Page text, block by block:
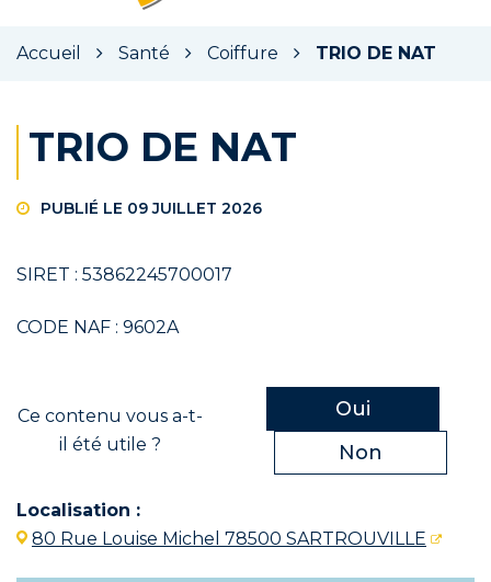
Accueil Santé Coiffure TRIO DE NAT
TRIO DE NAT
PUBLIÉ LE 09 JUILLET 2026
SIRET : 53862245700017
CODE NAF : 9602A
Ce contenu vous a-t-
il été utile ?
Oui
Non
Localisation :
80 Rue Louise Michel 78500 SARTROUVILLE